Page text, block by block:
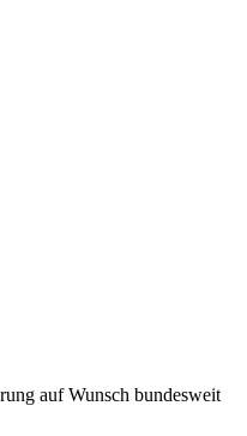
auf Wunsch bundesweit